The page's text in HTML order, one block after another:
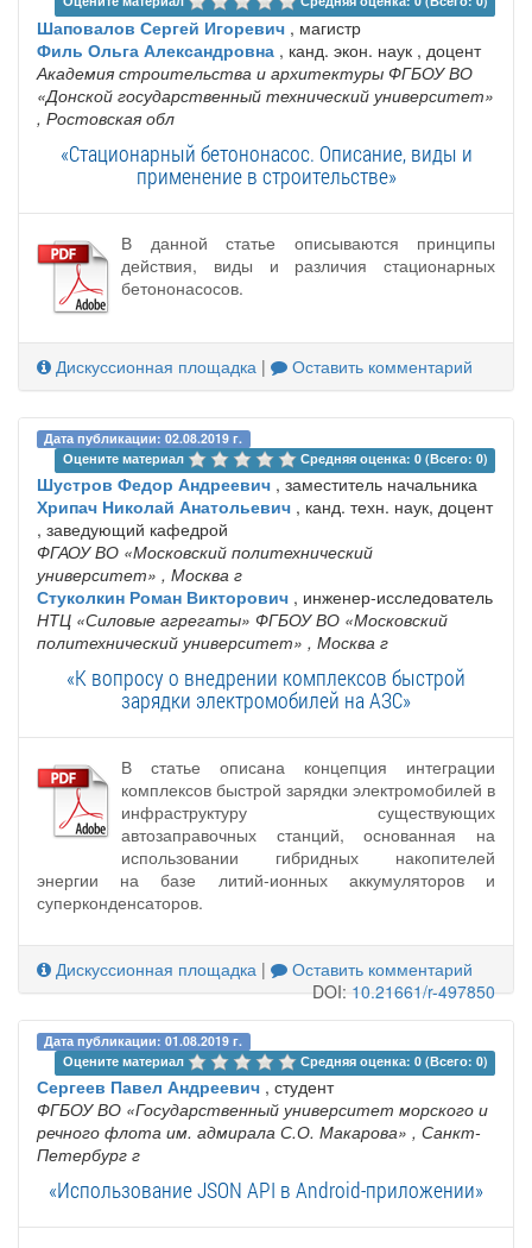
Шаповалов Сергей Игоревич , магистр
Филь Ольга Александровна , канд. экон. наук , доцент
Академия строительства и архитектуры ФГБОУ ВО
«Донской государственный технический университет»
, Ростовская обл
«Стационарный бетононасос. Описание, виды и
применение в строительстве»
В данной статье описываются принципы
действия, виды и различия стационарных
бетононасосов.
Дискуссионная площадка | Оставить комментарий
Дата публикации: 02.08.2019 г.
Оцените материал
Средняя оценка: 0 (Всего: 0)
Шустров Федор Андреевич , заместитель начальника
Хрипач Николай Анатольевич , канд. техн. наук, доцент
, заведующий кафедрой
ФГАОУ ВО «Московский политехнический
университет» , Москва г
Стуколкин Роман Викторович , инженер-исследователь
НТЦ «Силовые агрегаты» ФГБОУ ВО «Московский
политехнический университет» , Москва г
«К вопросу о внедрении комплексов быстрой
зарядки электромобилей на АЗС»
В статье описана концепция интеграции
комплексов быстрой зарядки электромобилей в
инфраструктуру существующих
автозаправочных станций, основанная на
использовании гибридных накопителей
энергии на базе литий-ионных аккумуляторов и
суперконденсаторов.
Дискуссионная площадка |
Оставить комментарий
DOI:10.21661/r-497850
Дата публикации: 01.08.2019 г.
Оцените материал
Средняя оценка: 0 (Всего: 0)
Сергеев Павел Андреевич , студент
ФГБОУ ВО «Государственный университет морского и
речного флота им. адмирала С.О. Макарова» , Санкт-
Петербург г
«Использование JSON API в Android-приложении»